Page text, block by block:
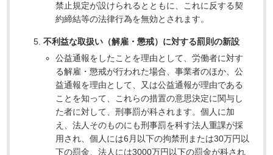
禁止規定が設けられるとともに、これに反する契
約締結等の法律行為を無効とされます。
不利益な取扱い（解雇・懲戒）に対する罰則の新設
公益通報をしたことを理由として、労働者に対す
る解雇・懲戒が行われた場合、事業者のほか、公
益通報を理由として、又は公益通報が理由である
ことを知って、これらの措置の意思決定に関与し
た者に対して、刑事罰が科されます。個人に加
え、法人そのものにも刑事罰を科す法人重課が採
用され、個人には6月以下の拘禁刑または30万円以
下の罰金、法人には3000万円以下の罰金が科され